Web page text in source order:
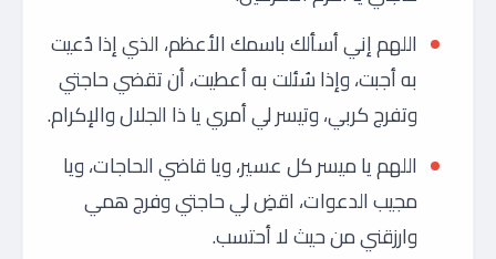
اللهم إني أسألك باسمك الأعظم، الذي إذا دُعيت
به أجبت، وإذا سُئلت به أعطيت، أن تقضي حاجتي
وتفرج كربي، وتيسر لي أمري يا ذا الجلال والإكرام.
اللهم يا ميسر كل عسير، ويا قاضي الحاجات، ويا
مجيب الدعوات، اقضِ لي حاجتي وفرج همي
وارزقني من حيث لا أحتسب.